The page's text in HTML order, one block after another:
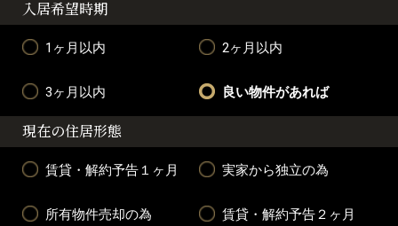
入居希望時期
1ヶ月以内 2ヶ月以内
3ヶ月以内 良い物件があれば
現在の住居形態
賃貸・解約予告１ヶ月 実家から独立の為
所有物件売却の為 賃貸・解約予告２ヶ月